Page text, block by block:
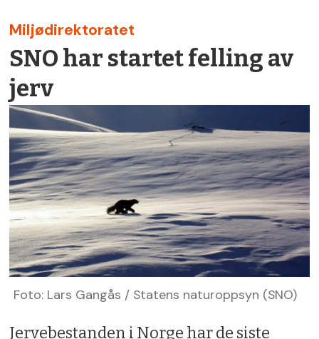
Miljødirektoratet
SNO har startet felling av
jerv
Foto: Lars Gangås / Statens naturoppsyn (SNO)
Jervebestanden i Norge har de siste